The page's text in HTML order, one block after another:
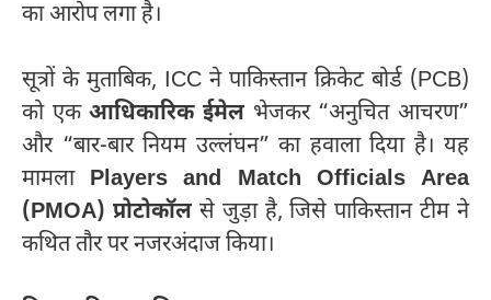
का आरोप लगा है।
सूत्रों के मुताबिक, ICC ने पाकिस्तान क्रिकेट बोर्ड (PCB)
को एकआधिकारिक ईमेल भेजकर “अनुचित आचरण”
और “बार-बार नियम उल्लंघन” का हवाला दिया है। यह
मामला Players and Match Officials Area
(PMOA) प्रोटोकॉलसे जुड़ा है, जिसे पाकिस्तान टीम ने
कथित तौर पर नजरअंदाज किया।